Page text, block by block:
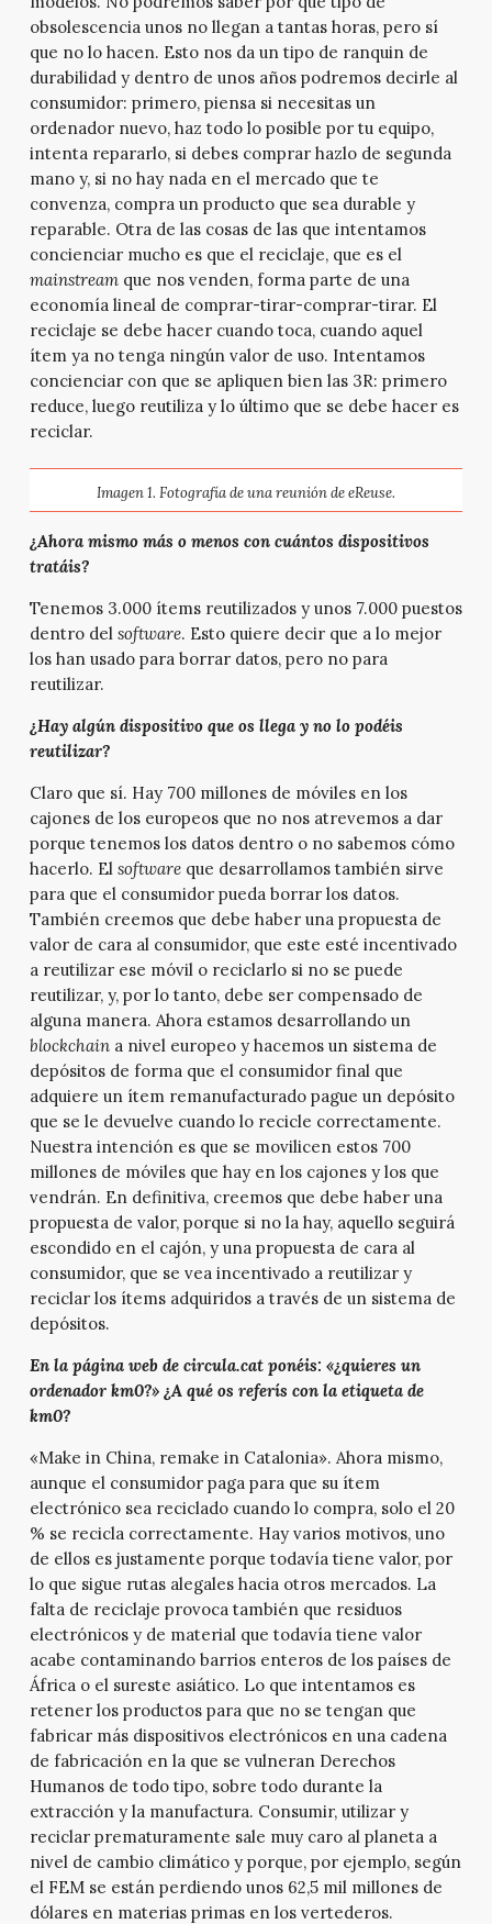
obsolescencia unos no llegan a tantas horas, pero sí
que no lo hacen. Esto nos da un tipo de ranquin de
durabilidad y dentro de unos años podremos decirle al
consumidor: primero, piensa si necesitas un
ordenador nuevo, haz todo lo posible por tu equipo,
intenta repararlo, si debes comprar hazlo de segunda
mano y, si no hay nada en el mercado que te
convenza, compra un producto que sea durable y
reparable. Otra de las cosas de las que intentamos
concienciar mucho es que el reciclaje, que es el
mainstreamque nos venden, forma parte de una
economía lineal de comprar-tirar-comprar-tirar. El
reciclaje se debe hacer cuando toca, cuando aquel
ítem ya no tenga ningún valor de uso. Intentamos
concienciar con que se apliquen bien las 3R: primero
reduce, luego reutiliza y lo último que se debe hacer es
reciclar.
Imagen 1. Fotografía de una reunión de eReuse.
¿Ahora mismo más o menos con cuántos dispositivos
tratáis?
Tenemos 3.000 ítems reutilizados y unos 7.000 puestos
dentro del software. Esto quiere decir que a lo mejor
los han usado para borrar datos, pero no para
reutilizar.
¿Hay algún dispositivo que os llega y no lo podéis
reutilizar?
Claro que sí. Hay 700 millones de móviles en los
cajones de los europeos que no nos atrevemos a dar
porque tenemos los datos dentro o no sabemos cómo
hacerlo. El softwareque desarrollamos también sirve
para que el consumidor pueda borrar los datos.
También creemos que debe haber una propuesta de
valor de cara al consumidor, que este esté incentivado
a reutilizar ese móvil o reciclarlo si no se puede
reutilizar, y, por lo tanto, debe ser compensado de
alguna manera. Ahora estamos desarrollando un
blockchaina nivel europeo y hacemos un sistema de
depósitos de forma que el consumidor final que
adquiere un ítem remanufacturado pague un depósito
que se le devuelve cuando lo recicle correctamente.
Nuestra intención es que se movilicen estos 700
millones de móviles que hay en los cajones y los que
vendrán. En definitiva, creemos que debe haber una
propuesta de valor, porque si no la hay, aquello seguirá
escondido en el cajón, y una propuesta de cara al
consumidor, que se vea incentivado a reutilizar y
reciclar los ítems adquiridos a través de un sistema de
depósitos.
En la página web de circula.cat ponéis: «¿quieres un
ordenador km0?» ¿A qué os referís con la etiqueta de
km0?
«Make in China, remake in Catalonia». Ahora mismo,
aunque el consumidor paga para que su ítem
electrónico sea reciclado cuando lo compra, solo el 20
% se recicla correctamente. Hay varios motivos, uno
de ellos es justamente porque todavía tiene valor, por
lo que sigue rutas alegales hacia otros mercados. La
falta de reciclaje provoca también que residuos
electrónicos y de material que todavía tiene valor
acabe contaminando barrios enteros de los países de
África o el sureste asiático. Lo que intentamos es
retener los productos para que no se tengan que
fabricar más dispositivos electrónicos en una cadena
de fabricación en la que se vulneran Derechos
Humanos de todo tipo, sobre todo durante la
extracción y la manufactura. Consumir, utilizar y
reciclar prematuramente sale muy caro al planeta a
nivel de cambio climático y porque, por ejemplo, según
el FEM se están perdiendo unos 62,5 mil millones de
dólares en materias primas en los vertederos.